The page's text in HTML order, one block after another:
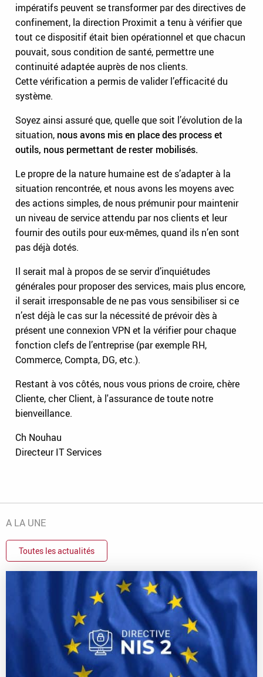
impératifs peuvent se transformer par des directives de
confinement, la direction Proximit a tenu à vérifier que
tout ce dispositif était bien opérationnel et que chacun
pouvait, sous condition de santé, permettre une
continuité adaptée auprès de nos clients.
Cette vérification a permis de valider l’efficacité du
système.
Soyez ainsi assuré que, quelle que soit l’évolution de la
situation, nous avons mis en place des process et
outils, nous permettant de rester mobilisés.
Le propre de la nature humaine est de s’adapter à la
situation rencontrée, et nous avons les moyens avec
des actions simples, de nous prémunir pour maintenir
un niveau de service attendu par nos clients et leur
fournir des outils pour eux-mêmes, quand ils n’en sont
pas déjà dotés.
Il serait mal à propos de se servir d’inquiétudes
générales pour proposer des services, mais plus encore,
il serait irresponsable de ne pas vous sensibiliser si ce
n’est déjà le cas sur la nécessité de prévoir dès à
présent une connexion VPN et la vérifier pour chaque
fonction clefs de l’entreprise (par exemple RH,
Commerce, Compta, DG, etc.).
Restant à vos côtés, nous vous prions de croire, chère
Cliente, cher Client, à l'assurance de toute notre
bienveillance.
Ch Nouhau
Directeur IT Services
A LA UNE
Toutes les actualités